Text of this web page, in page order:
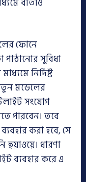
বার্তাও
ফোনে
পাঠানোর সুবিধা
নির্দিষ্ট
মডেলের
সংযোগ
পারবেন। তবে
করা হবে, সে
হুয়াওয়ে। ধারণা
ব্যবহার করে এ